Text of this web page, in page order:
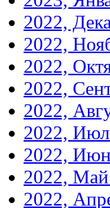
2022,
2022,
2022,
2022,
2022,
2022,
2022,
2022, Май
2022,